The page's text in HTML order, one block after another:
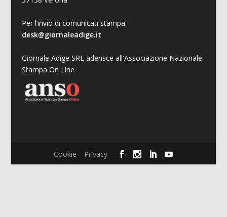
Per l’invio di comunicati stampa:
desk@giornaleadige.it
Giornale Adige SRL aderisce all'Associazione Nazionale
Stampa On Line
Cookie Privacy